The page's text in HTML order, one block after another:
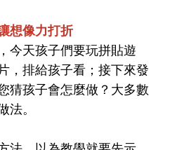
想像力打折
今天孩子們要玩拼貼遊
，排給孩子看；接下來發
猜孩子會怎麼做？大多數
。